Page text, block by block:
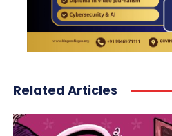
Related Articles